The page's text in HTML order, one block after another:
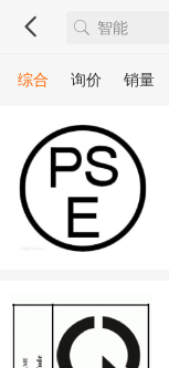
综合 询价 销量